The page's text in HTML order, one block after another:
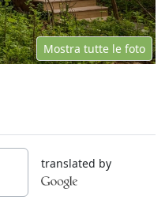
Mostra tutte le foto
translated by